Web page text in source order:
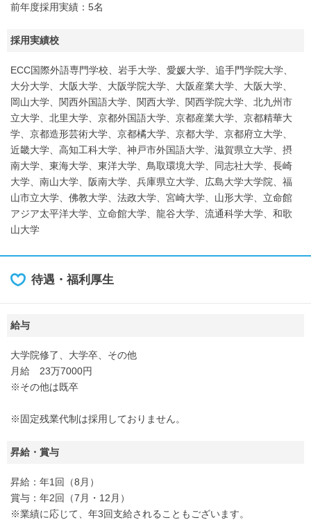
前年度採用実績：5名
採用実績校
ECC国際外語専門学校、岩手大学、愛媛大学、追手門学院大学、
大分大学、大阪大学、大阪学院大学、大阪産業大学、大阪大学、
岡山大学、関西外国語大学、関西大学、関西学院大学、北九州市
立大学、北里大学、京都外国語大学、京都産業大学、京都精華大
学、京都造形芸術大学、京都橘大学、京都大学、京都府立大学、
近畿大学、高知工科大学、神戸市外国語大学、滋賀県立大学、摂
南大学、東海大学、東洋大学、鳥取環境大学、同志社大学、長崎
大学、南山大学、阪南大学、兵庫県立大学、広島大学大学院、福
山市立大学、佛教大学、法政大学、宮崎大学、山形大学、立命館
アジア太平洋大学、立命館大学、龍谷大学、流通科学大学、和歌
山大学
待遇・福利厚生
給与
大学院修了、大学卒、その他
月給 23万7000円
※その他は既卒
※固定残業代制は採用しておりません。
昇給・賞与
昇給：年1回（8月）
賞与：年2回（7月・12月）
※業績に応じて、年3回支給されることもございます。